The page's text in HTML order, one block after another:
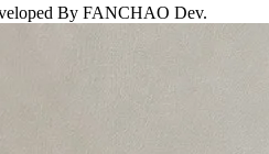
By FANCHAO Dev.